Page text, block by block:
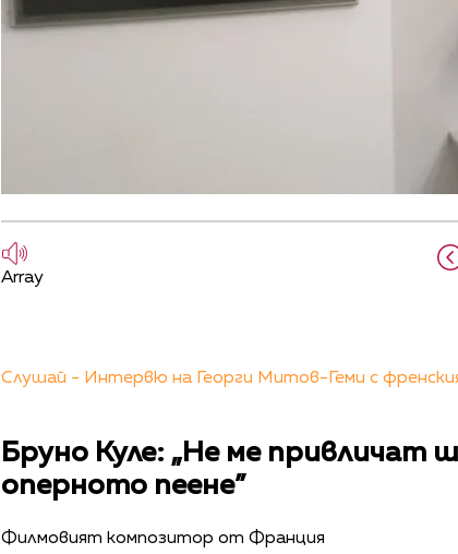
Array
Слушай - Интервю на Георги Митов-Геми с
Бруно Куле: „Не ме привличат
оперното пеене”
Филмовият композитор от Франция